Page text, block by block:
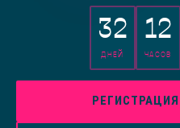
32
ДНЕЙ
12
ЧАСОВ